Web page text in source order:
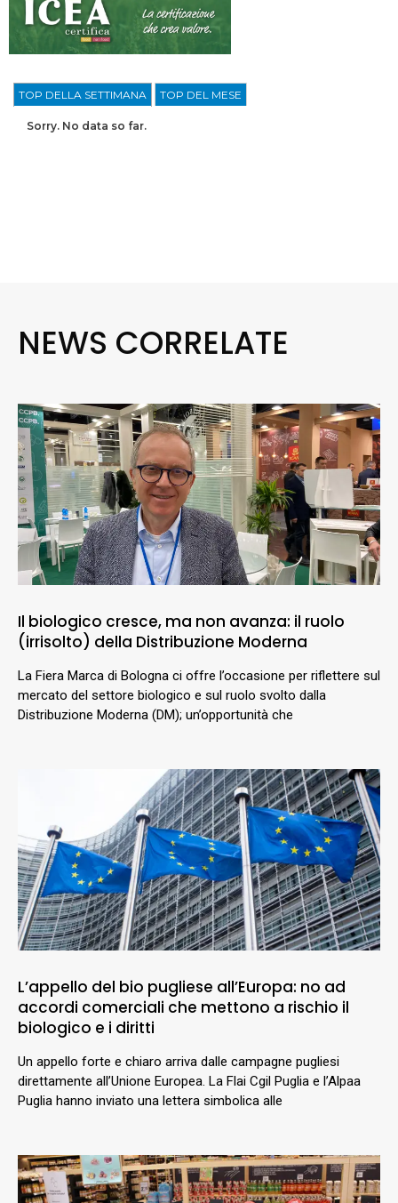
TOP DELLA SETTIMANA TOP DEL MESE
Sorry. No data so far.
NEWS CORRELATE
Il biologico cresce, ma non avanza: il ruolo
(irrisolto) della Distribuzione Moderna
La Fiera Marca di Bologna ci offre l’occasione per riflettere sul
mercato del settore biologico e sul ruolo svolto dalla
Distribuzione Moderna (DM); un’opportunità che
L’appello del bio pugliese all’Europa: no ad
accordi comerciali che mettono a rischio il
biologico e i diritti
Un appello forte e chiaro arriva dalle campagne pugliesi
direttamente all’Unione Europea. La Flai Cgil Puglia e l’Alpaa
Puglia hanno inviato una lettera simbolica alle